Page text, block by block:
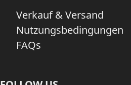
Verkauf & Versand
Nutzungsbedingungen
FAQs